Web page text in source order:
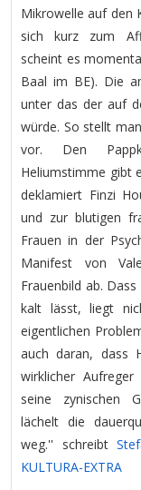
Mikrowelle auf den
sich kurz zum
scheint es
Baal im BE). Die
unter das der auf
würde. So stellt
vor. Den
Heliumstimme gibt
deklamiert Finzi
und zur blutigen
Frauen in der
Manifest von
Frauenbild ab.
kalt lässt, liegt
eigentlichen
auch daran, dass
wirklicher
seine zynischen
lächelt die
weg.'' schreibt
KULTURA-EXTRA